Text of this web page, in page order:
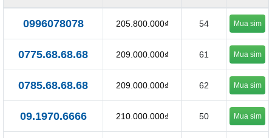
0996078078 205.800.000₫ 54 Mua sim
0775.68.68.68 209.000.000₫ 61 Mua sim
0785.68.68.68 209.000.000₫ 62 Mua sim
09.1970.6666 210.000.000₫ 50 Mua sim